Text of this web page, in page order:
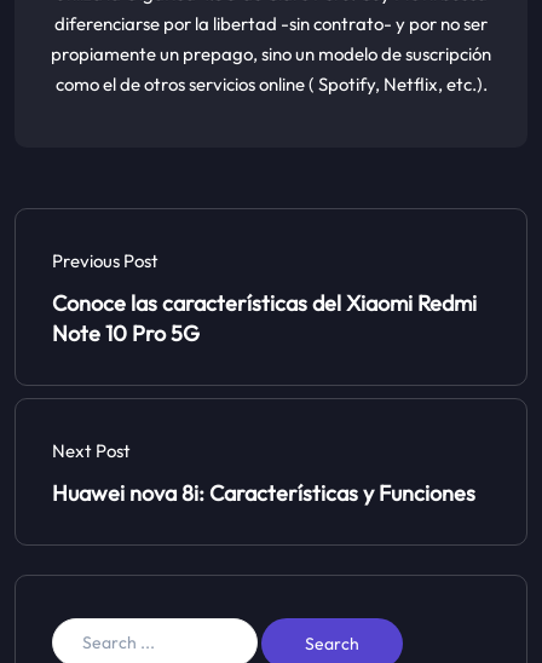
diferenciarse por la libertad -sin contrato- y por no ser
propiamente un prepago, sino un modelo de suscripción
como el de otros servicios online ( Spotify, Netflix, etc.).
Previous Post
Conoce las características del Xiaomi Redmi
Note 10 Pro 5G
Next Post
Huawei nova 8i: Características y Funciones